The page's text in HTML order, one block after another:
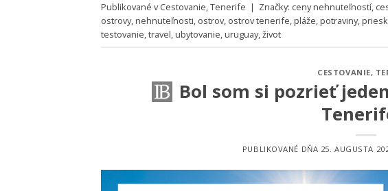
Publikované vCestovanie,Tenerife | Značky: ceny nehnuteľností,
ostrovy,nehnuteľnosti, ostrov, ostrov tenerife,pláže,potraviny,
testovanie,travel,ubytovanie,uruguay,život
CESTOVANIE,
Bol som si pozrieť
PUBLIKOVANÉ DŇA 25. AUGUSTA